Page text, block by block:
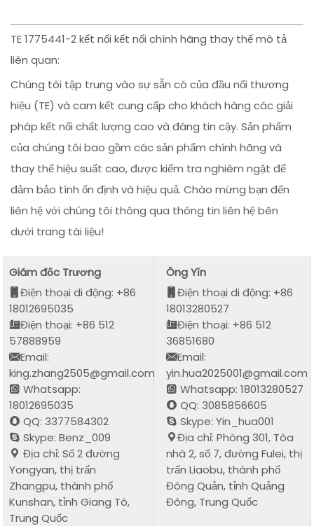
TE 1775441-2 kết nối kết nối chính hãng thay thế mô tả
liên quan:
Chúng tôi tập trung vào sự sẵn có của đầu nối thương
hiệu (TE) và cam kết cung cấp cho khách hàng các giải
pháp kết nối chất lượng cao và đáng tin cậy. Sản phẩm
của chúng tôi bao gồm các sản phẩm chính hãng và
thay thế hiệu suất cao, được kiểm tra nghiêm ngặt để
đảm bảo tính ổn định và hiệu quả. Chào mừng bạn đến
liên hệ với chúng tôi thông qua thông tin liên hệ bên
dưới trang tài liệu!
Giám đốc Trương
Điện thoại di động: +86
18012695035
Điện thoại: +86 512
57888959
Email:
king.zhang2505@gmail.com
Whatsapp:
18012695035
QQ: 3377584302
Skype: Benz_009
Địa chỉ: Số 2 đường
Yongyan, thị trấn
Zhangpu, thành phố
Kunshan, tỉnh Giang Tô,
Trung Quốc
Ông Yǐn
Điện thoại di động: +86
18013280527
Điện thoại: +86 512
36851680
Email:
yin.hua2025001@gmail.com
Whatsapp: 18013280527
QQ: 3085856605
Skype: Yin_hua001
Địa chỉ: Phòng 301, Tòa
nhà 2, số 7, đường Fulei, thị
trấn Liaobu, thành phố
Đông Quản, tỉnh Quảng
Đông, Trung Quốc